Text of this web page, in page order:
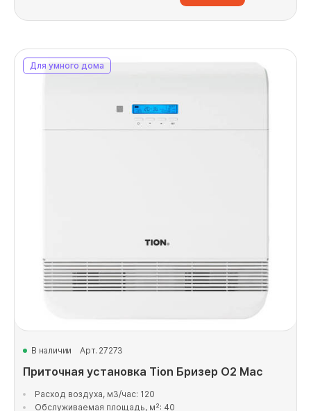
Для умного дома
В наличии Арт. 27273
Приточная установка Tion Бризер O2 Mac
Расход воздуха, м3/час: 120
Обслуживаемая площадь, м²: 40